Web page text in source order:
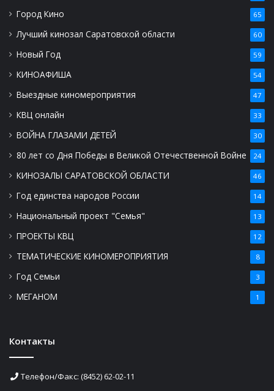
Город Кино 65
Лучший кинозал Саратовской области 60
Новый Год 59
КИНОАФИША 54
Выездные киномероприятия 47
КВЦ онлайн 33
ВОЙНА ГЛАЗАМИ ДЕТЕЙ 30
80 лет со Дня Победы в Великой Отечественной Войне 24
КИНОЗАЛЫ САРАТОВСКОЙ ОБЛАСТИ 46
Год единства народов России 14
Национальный проект "Семья" 13
ПРОЕКТЫ КВЦ 12
ТЕМАТИЧЕСКИЕ КИНОМЕРОПРИЯТИЯ 8
Год Семьи 3
МЕГАНОМ 1
Контакты
Телефон/Факс: (8452) 62-02-11